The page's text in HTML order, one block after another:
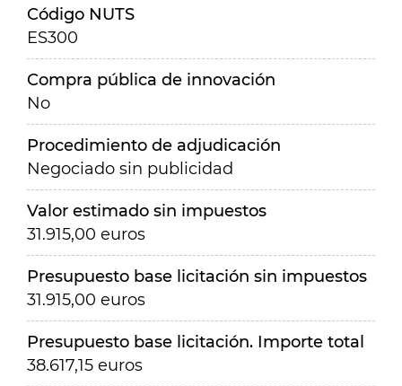
Código NUTS
ES300
Compra pública de innovación
No
Procedimiento de adjudicación
Negociado sin publicidad
Valor estimado sin impuestos
31.915,00 euros
Presupuesto base licitación sin impuestos
31.915,00 euros
Presupuesto base licitación. Importe total
38.617,15 euros